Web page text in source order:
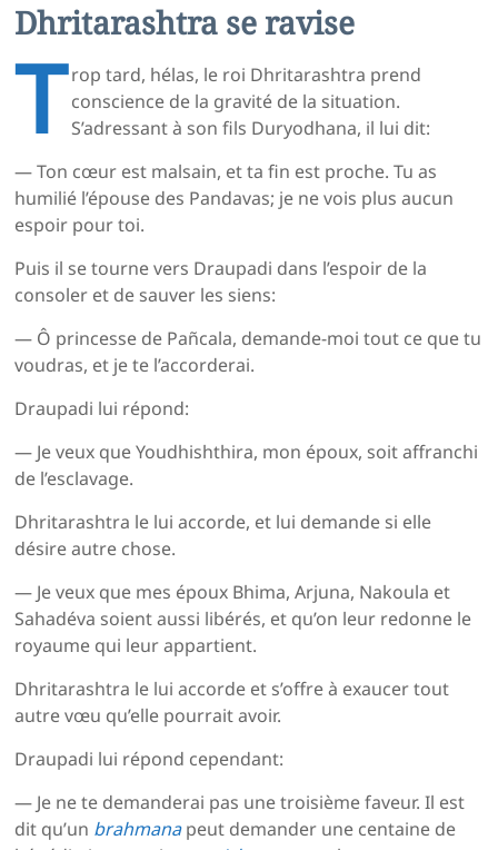
Dhritarashtra se ravise
T rop tard, hélas, le roi Dhritarashtra prend
conscience de la gravité de la situation.
S’adressant à son fils Duryodhana, il lui dit:
— Ton cœur est malsain, et ta fin est proche. Tu as
humilié l’épouse des Pandavas; je ne vois plus aucun
espoir pour toi.
Puis il se tourne vers Draupadi dans l’espoir de la
consoler et de sauver les siens:
— Ô princesse de Pañcala, demande-moi tout ce que tu
voudras, et je te l’accorderai.
Draupadi lui répond:
— Je veux que Youdhishthira, mon époux, soit affranchi
de l’esclavage.
Dhritarashtra le lui accorde, et lui demande si elle
désire autre chose.
— Je veux que mes époux Bhima, Arjuna, Nakoula et
Sahadéva soient aussi libérés, et qu’on leur redonne le
royaume qui leur appartient.
Dhritarashtra le lui accorde et s’offre à exaucer tout
autre vœu qu’elle pourrait avoir.
Draupadi lui répond cependant:
— Je ne te demanderai pas une troisième faveur. Il est
dit qu’un brahmana peut demander une centaine de